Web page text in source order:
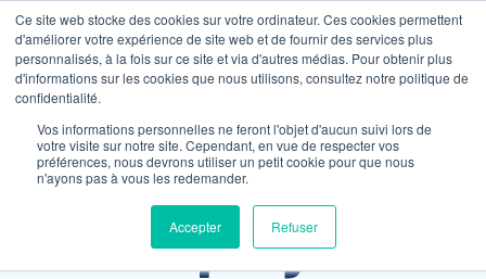
Ce site web stocke des cookies sur votre ordinateur. Ces cookies permettent
d'améliorer votre expérience de site web et de fournir des services plus
personnalisés, à la fois sur ce site et via d'autres médias. Pour obtenir plus
d'informations sur les cookies que nous utilisons, consultez notre politique de
confidentialité.
Vos informations personnelles ne feront l'objet d'aucun suivi lors de
votre visite sur notre site. Cependant, en vue de respecter vos
préférences, nous devrons utiliser un petit cookie pour que nous
n'ayons pas à vous les redemander.
Accepter Refuser
Page des
employés